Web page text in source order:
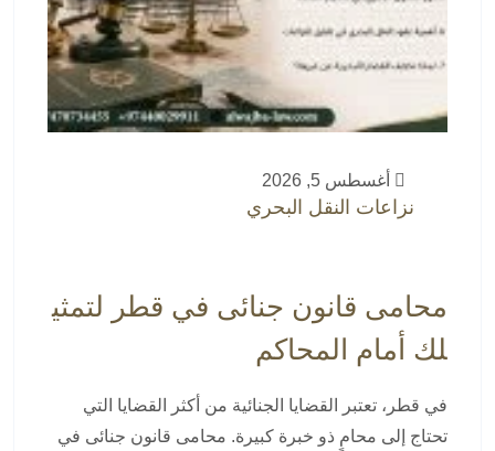
أغسطس 5, 2026
نزاعات النقل البحري
محامى قانون جنائى في قطر لتمثي
لك أمام المحاكم
في قطر، تعتبر القضايا الجنائية من أكثر القضايا التي
تحتاج إلى محامٍ ذو خبرة كبيرة. محامى قانون جنائى في